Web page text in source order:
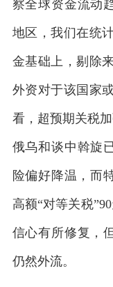
察全球资金流动
地区，我们在统
金基础上，剔除
外资对于该国家
看，超预期关税
俄乌和谈中斡旋
险偏好降温，而
高额“对等关税
信心有所修复，
仍然外流。